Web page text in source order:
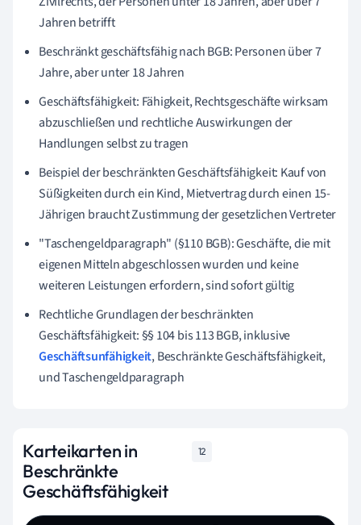
Jahren betrifft
Beschränkt geschäftsfähig nach BGB: Personen über 7
Jahre, aber unter 18 Jahren
Geschäftsfähigkeit: Fähigkeit, Rechtsgeschäfte wirksam
abzuschließen und rechtliche Auswirkungen der
Handlungen selbst zu tragen
Beispiel der beschränkten Geschäftsfähigkeit: Kauf von
Süßigkeiten durch ein Kind, Mietvertrag durch einen 15-
Jährigen braucht Zustimmung der gesetzlichen Vertreter
"Taschengeldparagraph" (§110 BGB): Geschäfte, die mit
eigenen Mitteln abgeschlossen wurden und keine
weiteren Leistungen erfordern, sind sofort gültig
Rechtliche Grundlagen der beschränkten
Geschäftsfähigkeit: §§ 104 bis 113 BGB, inklusive
Geschäftsunfähigkeit, Beschränkte Geschäftsfähigkeit,
und Taschengeldparagraph
Karteikarten in
Beschränkte
Geschäftsfähigkeit
12